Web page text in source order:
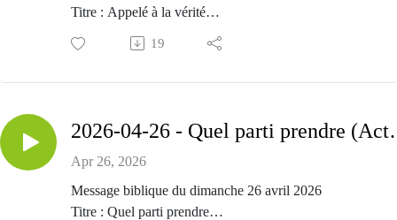
Titre : Appelé à la vérité
Passage biblique : Actes 25.23-26.32
Prédicateur : Alexandre Marquis
19
2026-
Apr 26, 2026
Message biblique du dimanche 26 avril 2026
Titre : Quel parti prendre